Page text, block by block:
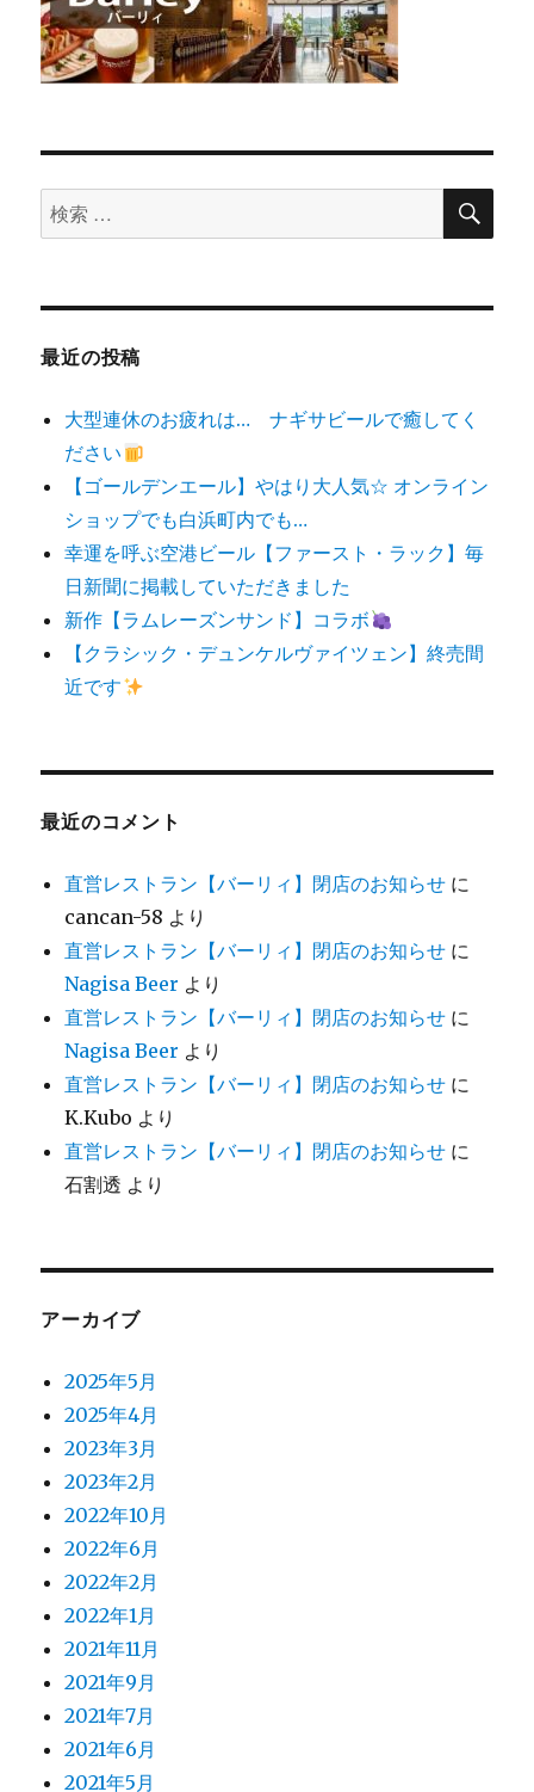
検
索
象:
検
最近の投稿
大型連休のお疲れは… ナギサビールで癒してく
ださい
【ゴールデンエール】やはり大人気☆ オンライン
ショップでも白浜町内でも…
幸運を呼ぶ空港ビール【ファースト・ラック】毎
日新聞に掲載していただきました
新作【ラムレーズンサンド】コラボ
【クラシック・デュンケルヴァイツェン】終売間
近です
最近のコメント
直営レストラン【バーリィ】閉店のお知らせ に
cancan-58 より
直営レストラン【バーリィ】閉店のお知らせ に
Nagisa Beer より
直営レストラン【バーリィ】閉店のお知らせ に
Nagisa Beer より
直営レストラン【バーリィ】閉店のお知らせ に
K.Kubo より
直営レストラン【バーリィ】閉店のお知らせ に
石割透 より
アーカイブ
2025年5月
2025年4月
2023年3月
2023年2月
2022年10月
2022年6月
2022年2月
2022年1月
2021年11月
2021年9月
2021年7月
2021年6月
2021年5月